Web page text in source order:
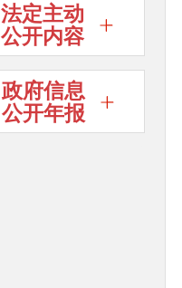
法定主动
公开内容
政府信息
公开年报